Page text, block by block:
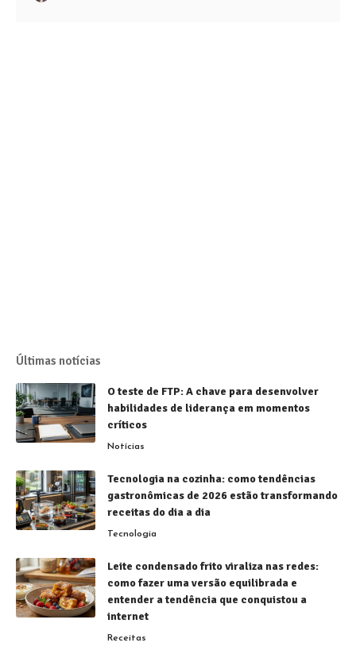
Últimas notícias
O teste de FTP: A chave para desenvolver
habilidades de liderança em momentos
críticos
Notícias
Tecnologia na cozinha: como tendências
gastronômicas de 2026 estão transformando
receitas do dia a dia
Tecnologia
Leite condensado frito viraliza nas redes:
como fazer uma versão equilibrada e
entender a tendência que conquistou a
internet
Receitas